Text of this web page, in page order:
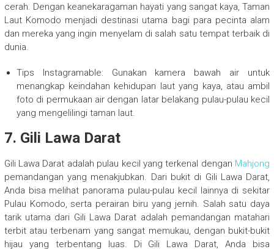
cerah. Dengan keanekaragaman hayati yang sangat kaya, Taman
Laut Komodo menjadi destinasi utama bagi para pecinta alam
dan mereka yang ingin menyelam di salah satu tempat terbaik di
dunia.
Tips Instagramable: Gunakan kamera bawah air untuk
menangkap keindahan kehidupan laut yang kaya, atau ambil
foto di permukaan air dengan latar belakang pulau-pulau kecil
yang mengelilingi taman laut.
7. Gili Lawa Darat
Gili Lawa Darat adalah pulau kecil yang terkenal dengan Mahjong
pemandangan yang menakjubkan. Dari bukit di Gili Lawa Darat,
Anda bisa melihat panorama pulau-pulau kecil lainnya di sekitar
Pulau Komodo, serta perairan biru yang jernih. Salah satu daya
tarik utama dari Gili Lawa Darat adalah pemandangan matahari
terbit atau terbenam yang sangat memukau, dengan bukit-bukit
hijau yang terbentang luas. Di Gili Lawa Darat, Anda bisa